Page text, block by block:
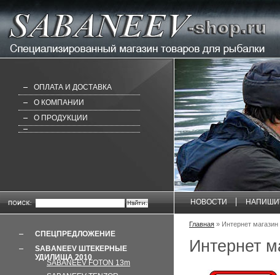
ОПЛАТА И ДОСТАВКА
О КОМПАНИИ
О ПРОДУКЦИИ
НОВОСТИ
СПЕЦПРЕДЛОЖЕНИЕ
SABANEEV ШТЕКЕРНЫЕ
SABANEEV FOTON 13m
Главная » Интернет магазин
Интернет